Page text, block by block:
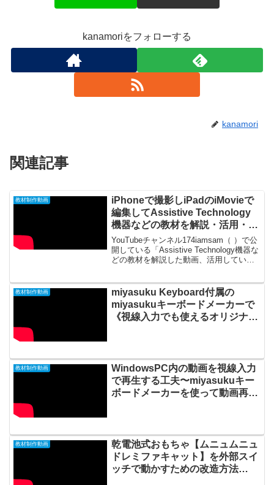
kanamoriをフォローする
kanamori
関連記事
教材制作動画
iPhoneで撮影しiPadのiMovieで
編集してAssistive Technology
機器などの教材を解説・活用・制
作する動画を作成する方法
20201004_#0520
YouTubeチャンネル174iamsam（ ）で公
開している「Assistive Technology機器な
どの教材を解説した動画、活用している
る画像（動画や静...
教材制作動画
miyasuku Keyboard付属の
miyasukuキーボードメーカーで
《視線入力でも使えるオリジナル
教材制作動画
WindowsPC内の動画を視線入力
で再生する工夫〜miyasukuキー
ボードメーカーを使って動画再生
教材制作動画
乾電池式おもちゃ【ムニュムニュ
ドレミファキャット】を外部スイ
ッチで動かすための改造方法